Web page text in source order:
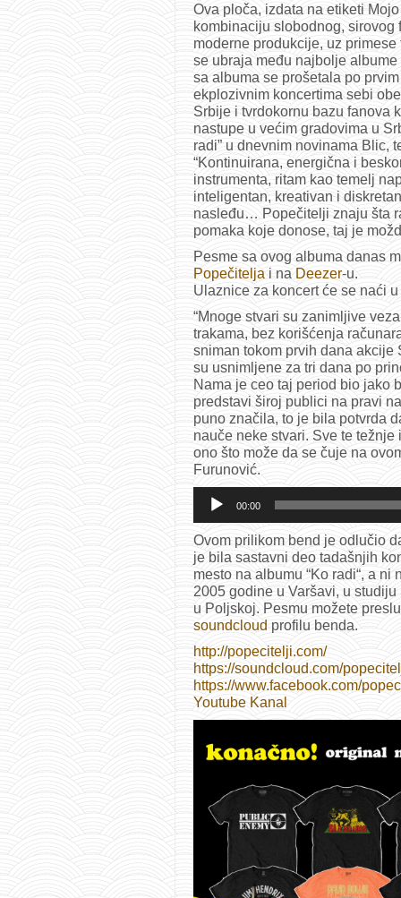
Ova ploča, izdata na etiketi
kombinaciju slobodnog,
moderne produkcije, uz primese
se ubraja među najbolje
sa albuma se prošetala po
ekplozivnim koncertima sebi
Srbije i tvrdokornu bazu fanova
nastupe u većim gradovima u
radi” u dnevnim novinama Blic,
“Kontinuirana, energična i
instrumenta, ritam kao temelj
inteligentan, kreativan i
nasleđu… Popečitelji znaju šta
pomaka koje donose, taj je
Pesme sa ovog albuma danas
Popečitelja i na Deezer-u.
Ulaznice za koncert će se naći
“Mnoge stvari su zanimljive
trakama, bez korišćenja
sniman tokom prvih dana
su usnimljene za tri dana po
Nama je ceo taj period bio jako
predstavi široj publici na pravi
puno značila, to je bila potvrda
nauče neke stvari. Sve te
ono što može da se čuje na
Furunović.
Player
00:00
Ovom prilikom bend je odlučio
je bila sastavni deo tadašnjih
mesto na albumu “Ko radi“, a
2005 godine u Varšavi, u
u Poljskoj. Pesmu možete
soundcloudprofilu benda.
http://popecitelji.com/
https://soundcloud.com/
https://www.facebook.com/
Youtube Kanal